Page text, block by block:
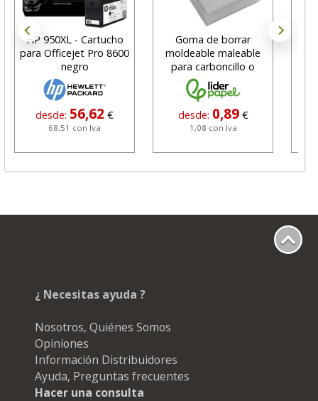
HP 950XL - Cartucho
para Officejet Pro 8600
negro
desde: 56,62 €
68,51 con Iva
Goma de borrar
moldeable maleable
para carboncillo o
grafito
desde: 0,89 €
1,08 con Iva
¿ Necesitas ayuda ?
Nosotros, Quiénes Somos
Opiniones
Información Distribuidores
Ayuda, Preguntas frecuentes
Hacer una consulta